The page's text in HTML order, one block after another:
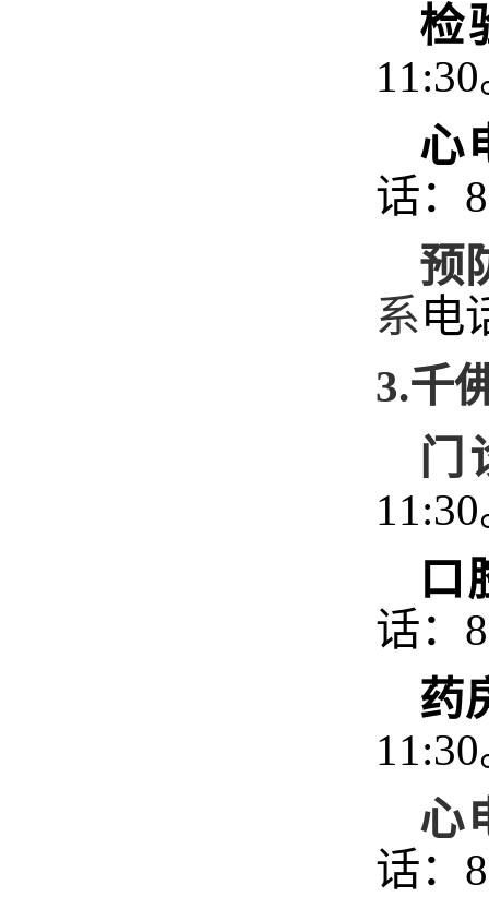
检
心
话：
预
系电
3.千
门
11
口
话：
药
11:30
心
话：